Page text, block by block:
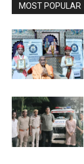
MOST POPULAR